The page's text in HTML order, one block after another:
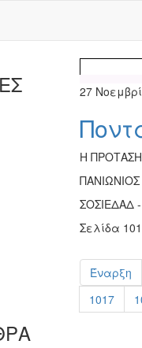
27
Η
ΣΟΣΙΕΔΑΔ
Σελίδα
Έναρξη
1017